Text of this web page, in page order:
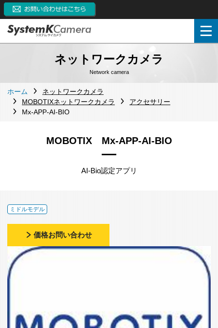
ネットワークカメラ
Network camera
ホーム
ネットワークカメラ
MOBOTIXネットワークカメラ
アクセサリー
Mx-APP-AI-BIO
MOBOTIX Mx-APP-AI-BIO
AI-Bio認定アプリ
ミドルモデル
価格お問い合わせ